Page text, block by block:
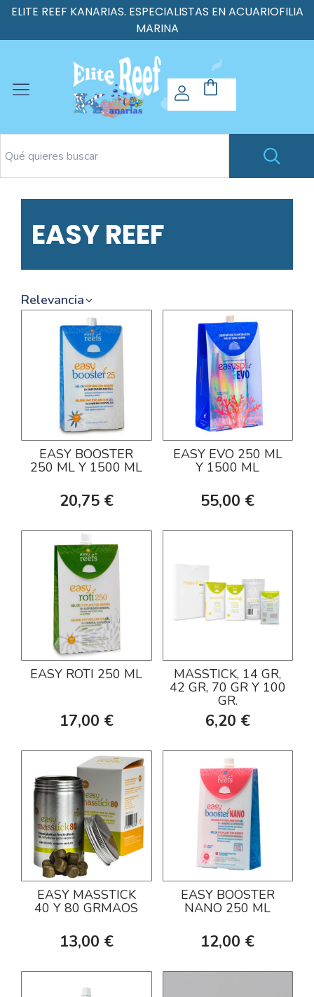
ELITE REEF KANARIAS. ESPECIALISTAS EN ACUARIOFILIA
MARINA
EASY REEF
Relevancia
EASY BOOSTER
250 ML Y 1500 ML
20,75 €
EASY EVO 250 ML
Y 1500 ML
55,00 €
EASY ROTI 250 ML
17,00 €
MASSTICK, 14 GR,
42 GR, 70 GR Y 100
GR.
6,20 €
EASY MASSTICK
40 Y 80 GRMAOS
13,00 €
EASY BOOSTER
NANO 250 ML
12,00 €